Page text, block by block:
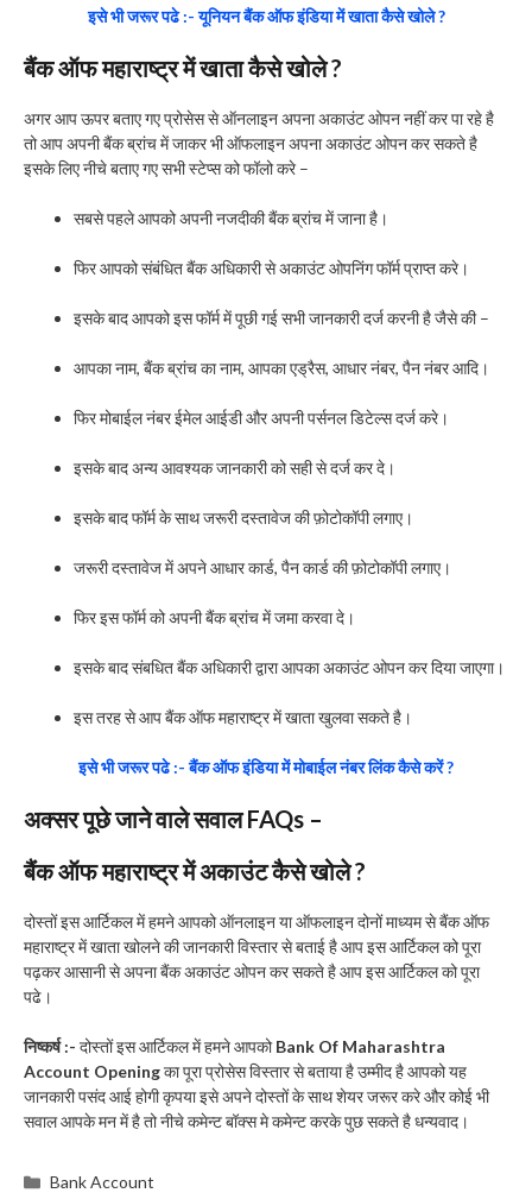
इसे भी जरूर पढे :- यूनियन बैंक ऑफ इंडिया में खाता कैसे खोले ?
बैंक ऑफ महाराष्ट्र में खाता कैसे खोले ?
अगर आप ऊपर बताए गए प्रोसेस से ऑनलाइन अपना अकाउंट ओपन नहीं कर पा रहे है
तो आप अपनी बैंक ब्रांच में जाकर भी ऑफलाइन अपना अकाउंट ओपन कर सकते है
इसके लिए नीचे बताए गए सभी स्टेप्स को फॉलो करे –
सबसे पहले आपको अपनी नजदीकी बैंक ब्रांच में जाना है।
फिर आपको संबंधित बैंक अधिकारी से अकाउंट ओपनिंग फॉर्म प्राप्त करे।
इसके बाद आपको इस फॉर्म में पूछी गई सभी जानकारी दर्ज करनी है जैसे की –
आपका नाम, बैंक ब्रांच का नाम, आपका एड्रैस, आधार नंबर, पैन नंबर आदि।
फिर मोबाईल नंबर ईमेल आईडी और अपनी पर्सनल डिटेल्स दर्ज करे।
इसके बाद अन्य आवश्यक जानकारी को सही से दर्ज कर दे।
इसके बाद फॉर्म के साथ जरूरी दस्तावेज की फ़ोटोकॉपी लगाए।
जरूरी दस्तावेज में अपने आधार कार्ड, पैन कार्ड की फ़ोटोकॉपी लगाए।
फिर इस फॉर्म को अपनी बैंक ब्रांच में जमा करवा दे।
इसके बाद संबधित बैंक अधिकारी द्वारा आपका अकाउंट ओपन कर दिया जाएगा।
इस तरह से आप बैंक ऑफ महाराष्ट्र में खाता खुलवा सकते है।
इसे भी जरूर पढे :- बैंक ऑफ इंडिया में मोबाईल नंबर लिंक कैसे करें ?
अक्सर पूछे जाने वाले सवाल FAQs –
बैंक ऑफ महाराष्ट्र में अकाउंट कैसे खोले ?
दोस्तों इस आर्टिकल में हमने आपको ऑनलाइन या ऑफलाइन दोनों माध्यम से बैंक ऑफ
महाराष्ट्र में खाता खोलने की जानकारी विस्तार से बताई है आप इस आर्टिकल को पूरा
पढ़कर आसानी से अपना बैंक अकाउंट ओपन कर सकते है आप इस आर्टिकल को पूरा
पढे।
निष्कर्ष :- दोस्तों इस आर्टिकल में हमने आपकोBank Of Maharashtra
Account Openingका पूरा प्रोसेस विस्तार से बताया है उम्मीद है आपको यह
जानकारी पसंद आई होगी कृपया इसे अपने दोस्तों के साथ शेयर जरूर करे और कोई भी
सवाल आपके मन में है तो नीचे कमेन्ट बॉक्स मे कमेन्ट करके पुछ सकते है धन्यवाद।
Categories
Bank Account